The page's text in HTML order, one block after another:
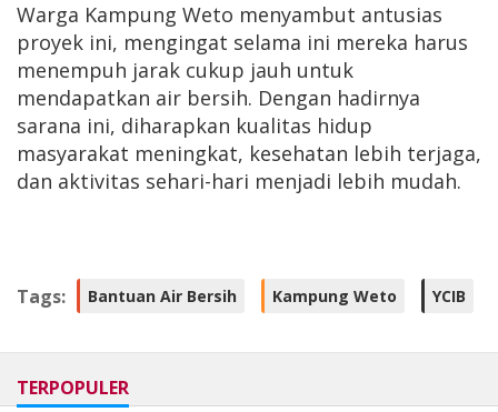
Warga Kampung Weto menyambut antusias
proyek ini, mengingat selama ini mereka harus
menempuh jarak cukup jauh untuk
mendapatkan air bersih. Dengan hadirnya
sarana ini, diharapkan kualitas hidup
masyarakat meningkat, kesehatan lebih terjaga,
dan aktivitas sehari-hari menjadi lebih mudah.
Tags: Bantuan Air Bersih Kampung Weto YCIB
TERPOPULER